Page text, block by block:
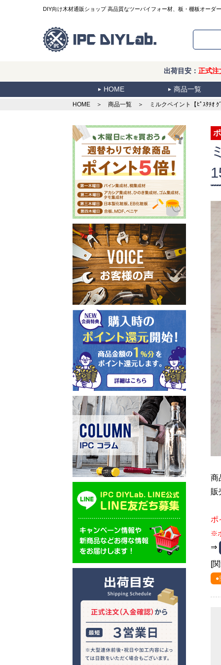
DIY向け木材通販ショップ 高品質なツーバイフォー材、板・棚板オーダ
出荷目安： 正式注
HOME 商品一覧
HOME ＞ 商品一覧 ＞ ミルクペイント【ﾋﾟｽﾀﾁｵ ｸ
商
販
ポ
※
⇒
[
●